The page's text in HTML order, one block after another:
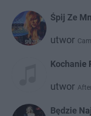
Śpij Ze
utwor
Kochanie
utwor
Będzie